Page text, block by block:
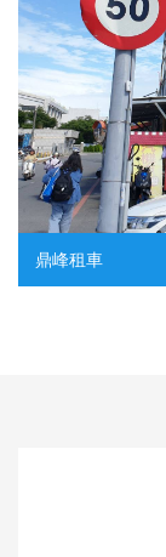
鼎峰租車